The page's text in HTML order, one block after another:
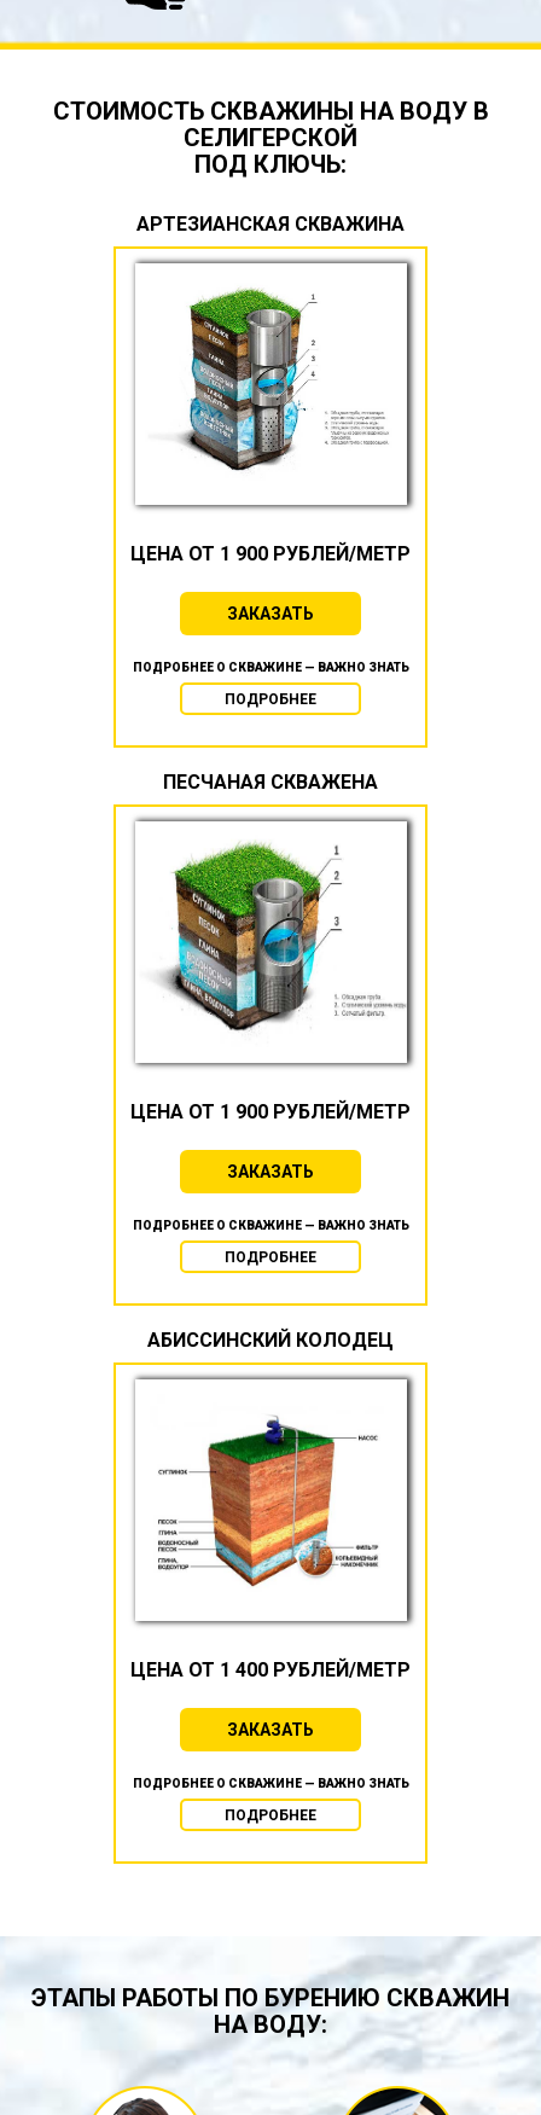
СТОИМОСТЬ СКВАЖИНЫ НА ВОДУ В
СЕЛИГЕРСКОЙ
ПОД КЛЮЧЬ:
АРТЕЗИАНСКАЯ СКВАЖИНА
ЦЕНА ОТ 1 900 РУБЛЕЙ/МЕТР
ЗАКАЗАТЬ
ПОДРОБНЕЕ О СКВАЖИНЕ — ВАЖНО ЗНАТЬ
ПОДРОБНЕЕ
ПЕСЧАНАЯ СКВАЖЕНА
ЦЕНА ОТ 1 900 РУБЛЕЙ/МЕТР
ЗАКАЗАТЬ
ПОДРОБНЕЕ О СКВАЖИНЕ — ВАЖНО ЗНАТЬ
ПОДРОБНЕЕ
АБИССИНСКИЙ КОЛОДЕЦ
ЦЕНА ОТ 1 400 РУБЛЕЙ/МЕТР
ЗАКАЗАТЬ
ПОДРОБНЕЕ О СКВАЖИНЕ — ВАЖНО ЗНАТЬ
ПОДРОБНЕЕ
ЭТАПЫ РАБОТЫ ПО БУРЕНИЮ СКВАЖИН
НА ВОДУ: